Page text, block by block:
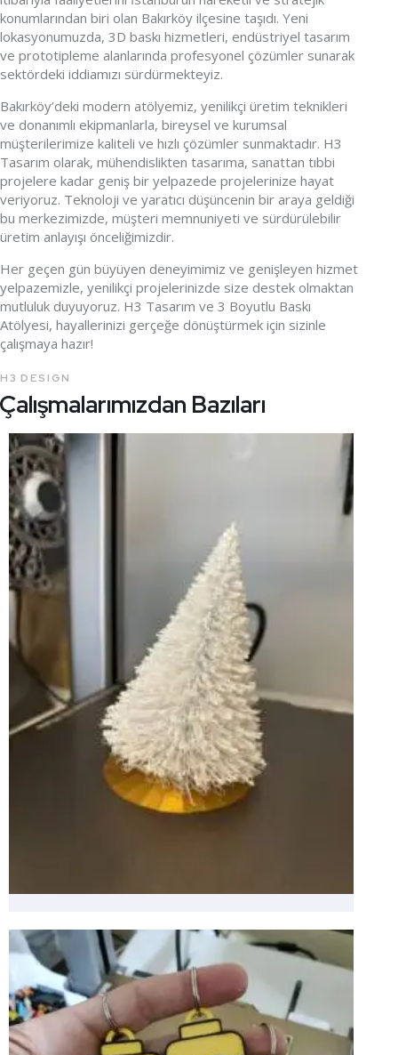
konumlarından biri olan Bakırköy ilçesine taşıdı. Yeni
lokasyonumuzda, 3D baskı hizmetleri, endüstriyel tasarım
ve prototipleme alanlarında profesyonel çözümler sunarak
sektördeki iddiamızı sürdürmekteyiz.
Bakırköy’deki modern atölyemiz, yenilikçi üretim teknikleri
ve donanımlı ekipmanlarla, bireysel ve kurumsal
müşterilerimize kaliteli ve hızlı çözümler sunmaktadır. H3
Tasarım olarak, mühendislikten tasarıma, sanattan tıbbi
projelere kadar geniş bir yelpazede projelerinize hayat
veriyoruz. Teknoloji ve yaratıcı düşüncenin bir araya geldiği
bu merkezimizde, müşteri memnuniyeti ve sürdürülebilir
üretim anlayışı önceliğimizdir.
Her geçen gün büyüyen deneyimimiz ve genişleyen hizmet
yelpazemizle, yenilikçi projelerinizde size destek olmaktan
mutluluk duyuyoruz. H3 Tasarım ve 3 Boyutlu Baskı
Atölyesi, hayallerinizi gerçeğe dönüştürmek için sizinle
çalışmaya hazır!
H3 DESIGN
Çalışmalarımızdan Bazıları